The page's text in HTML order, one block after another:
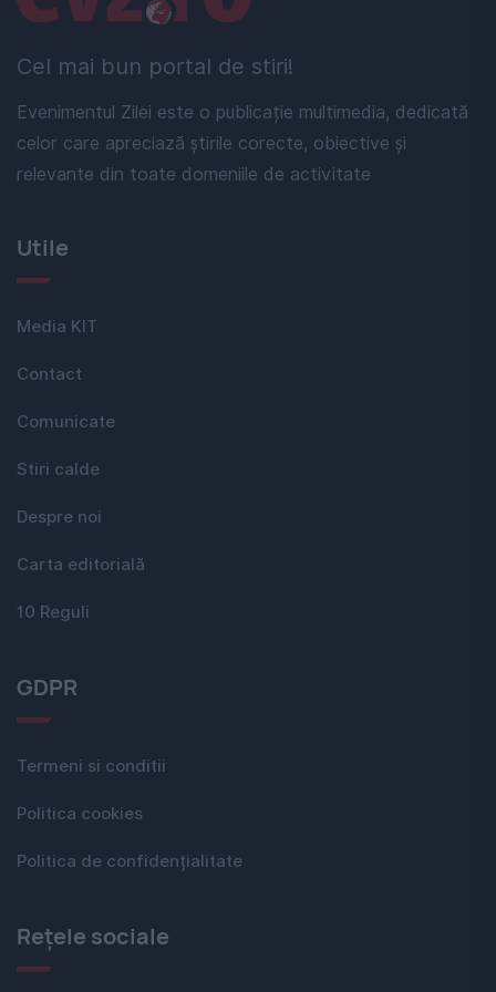
Cel mai bun portal de stiri!
Evenimentul Zilei este o publicație multimedia, dedicată
celor care apreciază știrile corecte, obiective și
relevante din toate domeniile de activitate
Utile
Media KIT
Contact
Comunicate
Stiri calde
Despre noi
Carta editorială
10 Reguli
GDPR
Termeni si conditii
Politica cookies
Politica de confidențialitate
Rețele sociale